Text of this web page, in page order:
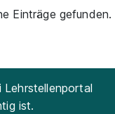
Einträge gefunden.
Lehrstellenportal
ist.